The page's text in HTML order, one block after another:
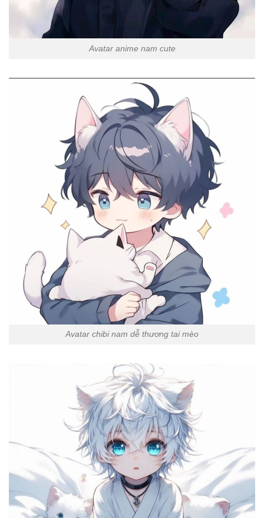
Avatar anime nam cute
Avatar chibi nam dễ thương tai mèo